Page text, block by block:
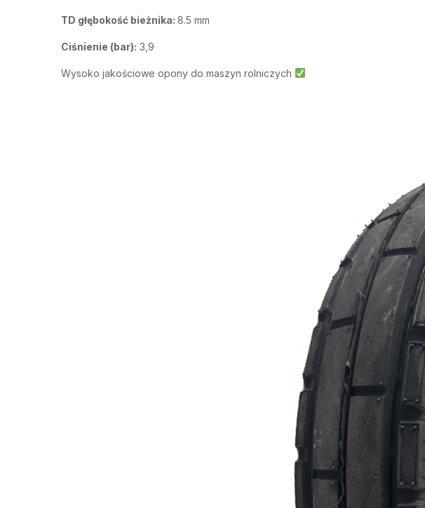
TD głębokość bieżnika: 8.5 mm
Ciśnienie (bar): 3,9
Wysoko jakościowe opony do maszyn rolniczych